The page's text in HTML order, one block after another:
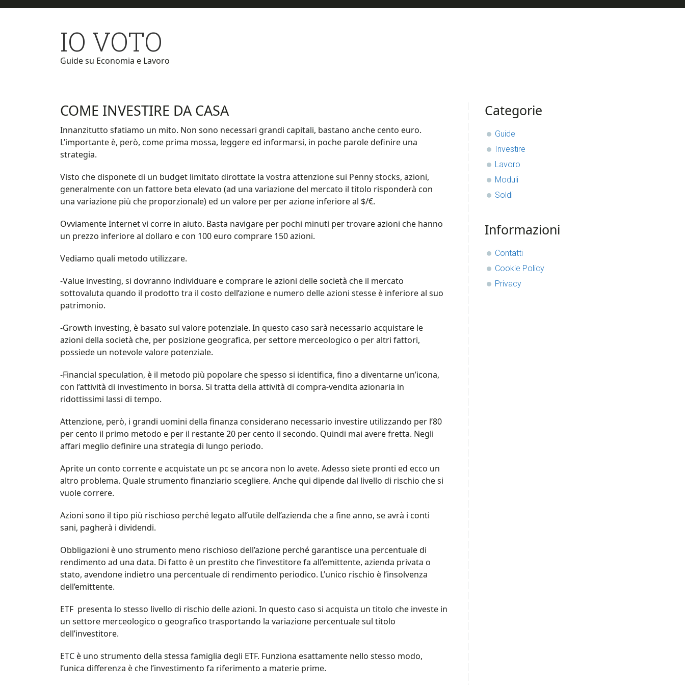
Skip
Skip
IO VOTO
Guide su Economia e Lavoro
COME INVESTIRE DA CASA
Innanzitutto sfatiamo un mito. Non sono necessari grandi capitali, bastano anche cento euro.
L’importante è, però, come prima mossa, leggere ed informarsi, in poche parole definire una
strategia.
Visto che disponete di un budget limitato dirottate la vostra attenzione sui Penny stocks, azioni,
generalmente con un fattore beta elevato (ad una variazione del mercato il titolo risponderà con
una variazione più che proporzionale) ed un valore per per azione inferiore al $/€.
Ovviamente Internet vi corre in aiuto. Basta navigare per pochi minuti per trovare azioni che hanno
un prezzo inferiore al dollaro e con 100 euro comprare 150 azioni.
Vediamo quali metodo utilizzare.
-Value investing, si dovranno individuare e comprare le azioni delle società che il mercato
sottovaluta quando il prodotto tra il costo dell’azione e numero delle azioni stesse è inferiore al suo
patrimonio.
-Growth investing, è basato sul valore potenziale. In questo caso sarà necessario acquistare le
azioni della società che, per posizione geografica, per settore merceologico o per altri fattori,
possiede un notevole valore potenziale.
-Financial speculation, è il metodo più popolare che spesso si identifica, fino a diventarne un’icona,
con l’attività di investimento in borsa. Si tratta della attività di compra-vendita azionaria in
ridottissimi lassi di tempo.
Attenzione, però, i grandi uomini della finanza considerano necessario investire utilizzando per l’80
per cento il primo metodo e per il restante 20 per cento il secondo. Quindi mai avere fretta. Negli
affari meglio definire una strategia di lungo periodo.
Aprite un conto corrente e acquistate un pc se ancora non lo avete. Adesso siete pronti ed ecco un
altro problema. Quale strumento finanziario scegliere. Anche qui dipende dal livello di rischio che si
vuole correre.
Azioni sono il tipo più rischioso perché legato all’utile dell’azienda che a fine anno, se avrà i conti
sani, pagherà i dividendi.
Obbligazioni è uno strumento meno rischioso dell’azione perché garantisce una percentuale di
rendimento ad una data. Di fatto è un prestito che l’investitore fa all’emittente, azienda privata o
stato, avendone indietro una percentuale di rendimento periodico. L’unico rischio è l’insolvenza
dell’emittente.
ETF presenta lo stesso livello di rischio delle azioni. In questo caso si acquista un titolo che investe in
un settore merceologico o geografico trasportando la variazione percentuale sul titolo
dell’investitore.
ETC è uno strumento della stessa famiglia degli ETF. Funziona esattamente nello stesso modo,
l’unica differenza è che l’investimento fa riferimento a materie prime.
sidebar
Blog
Categorie
Guide
Investire
Lavoro
Moduli
Soldi
Informazioni
Contatti
Cookie Policy
Privacy